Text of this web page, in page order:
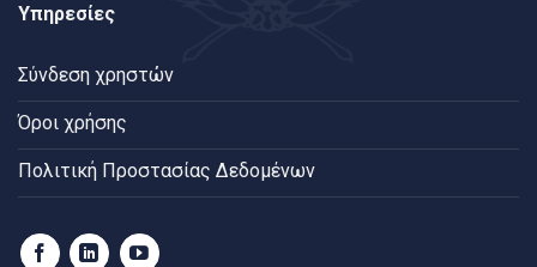
Υπηρεσίες
Σύνδεση χρηστών
Όροι χρήσης
Πολιτική Προστασίας Δεδομένων